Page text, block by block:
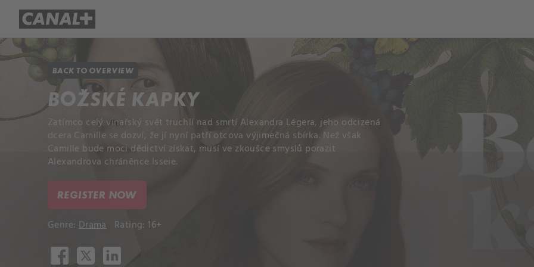
BACK TO OVERVIEW
BOŽSKÉ KAPKY
Zatímco celý vinařský svět truchlí nad smrtí Alexandra Légera, jeho odcizená
dcera Camille se dozví, že jí nyní patří otcova výjimečná sbírka. Než však
Camille bude moci dědictví získat, musí ve zkoušce smyslů porazit
Alexandrova chráněnce Isseie.
REGISTER NOW
Genre: Drama Rating: 16+